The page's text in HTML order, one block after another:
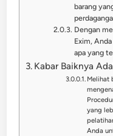
barang
Dengan
Exim,
apa yang
Kabar Baiknya
Melihat
yang
Anda